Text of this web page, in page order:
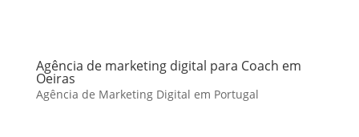
Agência de marketing digital para Coach em
Oeiras
Agência de Marketing Digital em Portugal